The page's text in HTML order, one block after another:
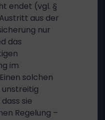
endet (vgl. §
Austritt aus der
nur
das
im
solchen
unstreitig
sie
Regelung –